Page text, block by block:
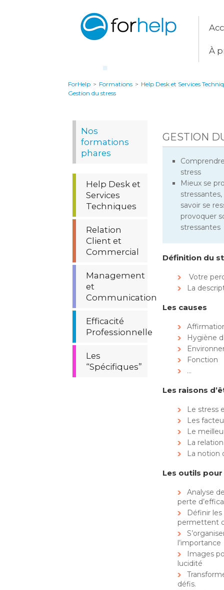
À
ForHelp > Formations > Help Desk et Services
Gestion du stress
Nos
formations
phares
Help Desk et
Services
Techniques
Relation
Client et
Commercial
Management
et
Communication
Efficacité
Professionnelle
Les
“Spécifiques”
GESTION
stress
Mieux se
savoir se
provoquer
stressantes
Définition du
Votre
La
Les causes
Hygiène
Fonction
…
Les raisons
Le stress
Les
Le
La
La notion
Les outils
Analyse
perte
Définir
permettent
l’importance
Images
lucidité
défis.